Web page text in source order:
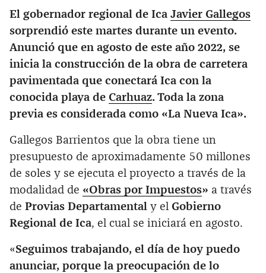
El gobernador regional de Ica Javier Gallegos
sorprendió este martes durante un evento.
Anunció que en agosto de este año 2022, se
inicia la construcción de la obra de carretera
pavimentada que conectará Ica con la
conocida playa de Carhuaz. Toda la zona
previa es considerada como «La Nueva Ica».
Gallegos Barrientos que la obra tiene un
presupuesto de aproximadamente 50 millones
de soles y se ejecuta el proyecto a través de la
modalidad de «Obras por Impuestos» a través
de Provias Departamental y el Gobierno
Regional de Ica, el cual se iniciará en agosto.
«Seguimos trabajando, el día de hoy puedo
anunciar, porque la preocupación de lo